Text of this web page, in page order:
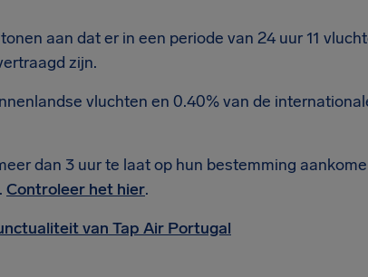
aan dat er in een periode van 24 uur 11
zijn.
vluchten en 0.40% van de
dan 3 uur te laat op hun bestemming
Controleer het hier.
van Tap Air Portugal